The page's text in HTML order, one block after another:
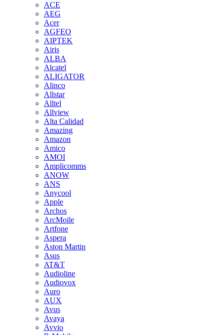
ACE
AEG
Acer
AGFEO
AIPTEK
Airis
ALBA
Alcatel
ALIGATOR
Alinco
Allstar
Alltel
Allview
Alta Calidad
Amazing
Amazon
Amico
AMOI
Amplicomms
ANOW
ANS
Anycool
Apple
Archos
ArcMoile
Artfone
Aspera
Aston Martin
Asus
AT&T
Audioline
Audiovox
Auro
AUX
Avus
Avaya
Avvio